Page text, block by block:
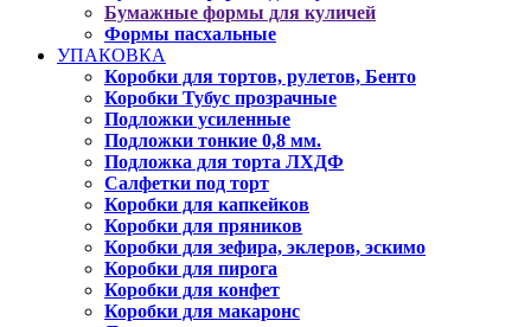
Бумажные формы для куличей
Формы пасхальные
УПАКОВКА
Коробки для тортов, рулетов, Бенто
Коробки Тубус прозрачные
Подложки усиленные
Подложки тонкие 0,8 мм.
Подложка для торта ЛХДФ
Салфетки под торт
Коробки для капкейков
Коробки для пряников
Коробки для зефира, эклеров, эскимо
Коробки для пирога
Коробки для конфет
Коробки для макаронс